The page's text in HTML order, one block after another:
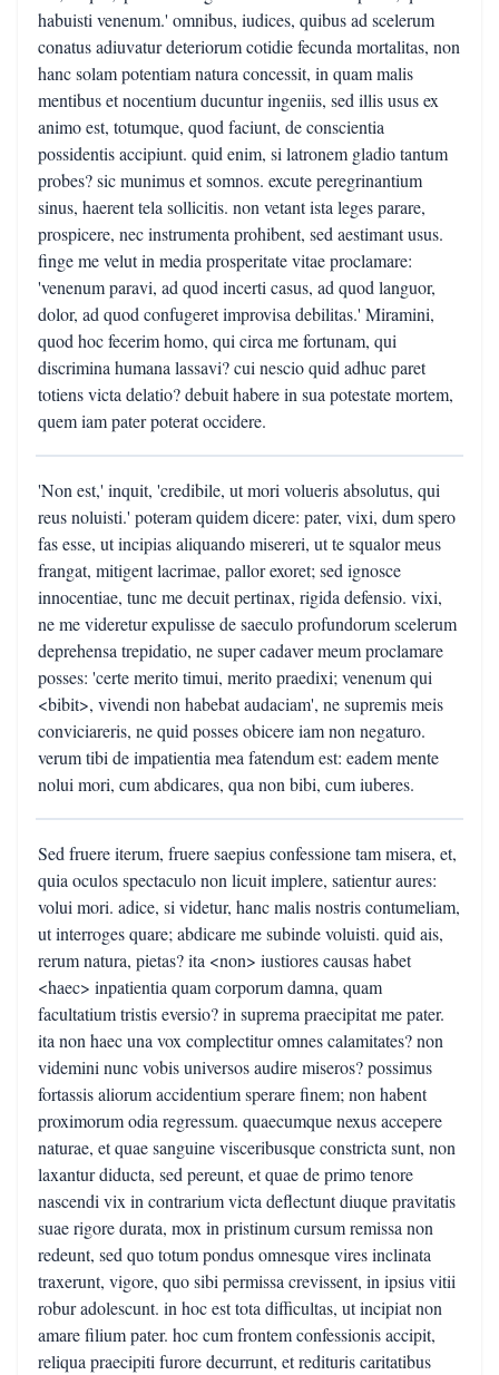
habuisti venenum.' omnibus, iudices, quibus ad scelerum
conatus adiuvatur deteriorum cotidie fecunda mortalitas, non
hanc solam potentiam natura concessit, in quam malis
mentibus et nocentium ducuntur ingeniis, sed illis usus ex
animo est, totumque, quod faciunt, de conscientia
possidentis accipiunt. quid enim, si latronem gladio tantum
probes? sic munimus et somnos. excute peregrinantium
sinus, haerent tela sollicitis. non vetant ista leges parare,
prospicere, nec instrumenta prohibent, sed aestimant usus.
finge me velut in media prosperitate vitae proclamare:
'venenum paravi, ad quod incerti casus, ad quod languor,
dolor, ad quod confugeret improvisa debilitas.' Miramini,
quod hoc fecerim homo, qui circa me fortunam, qui
discrimina humana lassavi? cui nescio quid adhuc paret
totiens victa delatio? debuit habere in sua potestate mortem,
quem iam pater poterat occidere.
'Non est,' inquit, 'credibile, ut mori volueris absolutus, qui
reus noluisti.' poteram quidem dicere: pater, vixi, dum spero
fas esse, ut incipias aliquando misereri, ut te squalor meus
frangat, mitigent lacrimae, pallor exoret; sed ignosce
innocentiae, tunc me decuit pertinax, rigida defensio. vixi,
ne me videretur expulisse de saeculo profundorum scelerum
deprehensa trepidatio, ne super cadaver meum proclamare
posses: 'certe merito timui, merito praedixi; venenum qui
<bibit>, vivendi non habebat audaciam', ne supremis meis
conviciareris, ne quid posses obicere iam non negaturo.
verum tibi de impatientia mea fatendum est: eadem mente
nolui mori, cum abdicares, qua non bibi, cum iuberes.
Sed fruere iterum, fruere saepius confessione tam misera, et,
quia oculos spectaculo non licuit implere, satientur aures:
volui mori. adice, si videtur, hanc malis nostris contumeliam,
ut interroges quare; abdicare me subinde voluisti. quid ais,
rerum natura, pietas? ita <non> iustiores causas habet
<haec> inpatientia quam corporum damna, quam
facultatium tristis eversio? in suprema praecipitat me pater.
ita non haec una vox complectitur omnes calamitates? non
videmini nunc vobis universos audire miseros? possimus
fortassis aliorum accidentium sperare finem; non habent
proximorum odia regressum. quaecumque nexus accepere
naturae, et quae sanguine visceribusque constricta sunt, non
laxantur diducta, sed pereunt, et quae de primo tenore
nascendi vix in contrarium victa deflectunt diuque pravitatis
suae rigore durata, mox in pristinum cursum remissa non
redeunt, sed quo totum pondus omnesque vires inclinata
traxerunt, vigore, quo sibi permissa crevissent, in ipsius vitii
robur adolescunt. in hoc est tota difficultas, ut incipiat non
amare filium pater. hoc cum frontem confessionis accipit,
reliqua praecipiti furore decurrunt, et redituris caritatibus